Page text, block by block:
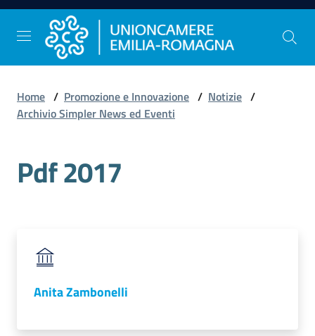
Vai al contenuto
Vai alla navigazione
Vai al footer
Comunicazione
Orientamento
lavoro
Home / Promozione e Innovazione / Notizie /
Archivio Simpler News ed Eventi
Pdf 2017
Anita Zambonelli